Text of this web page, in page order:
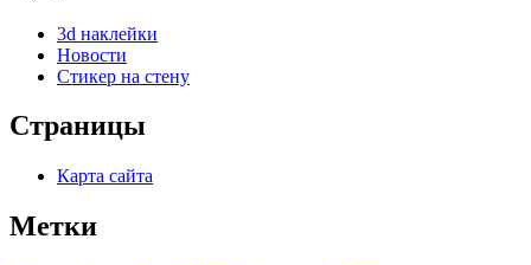
3d наклейки
Новости
Стикер на стену
Страницы
Карта сайта
Метки